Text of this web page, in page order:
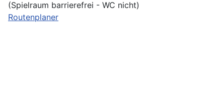
(Spielraum barrierefrei - WC nicht)
Routenplaner